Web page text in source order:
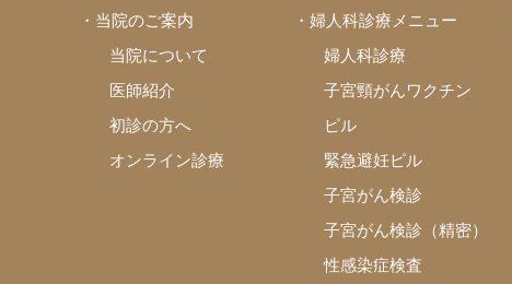
・当院のご案内
当院について
医師紹介
初診の方へ
オンライン診療
・婦人科診療メニュー
婦人科診療
子宮頸がんワクチン
ピル
緊急避妊ピル
子宮がん検診
子宮がん検診（精密）
性感染症検査